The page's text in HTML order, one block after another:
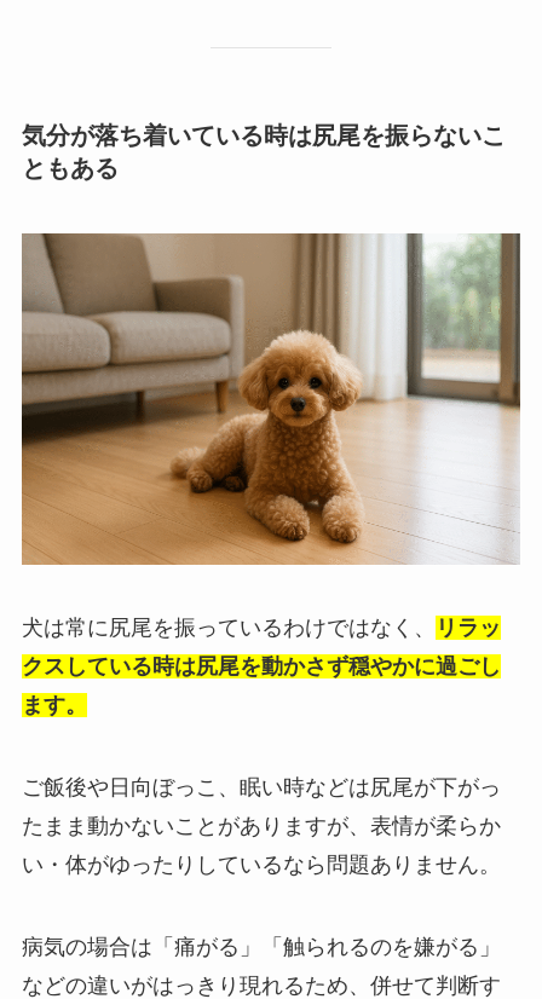
気分が落ち着いている時は尻尾を振らないこ
ともある
犬は常に尻尾を振っているわけではなく、
リラッ
クスしている時は尻尾を動かさず穏やかに過ごし
ます。
ご飯後や日向ぼっこ、眠い時などは尻尾が下がっ
たまま動かないことがありますが、表情が柔らか
い・体がゆったりしているなら問題ありません。
病気の場合は「痛がる」「触られるのを嫌がる」
などの違いがはっきり現れるため、併せて判断す